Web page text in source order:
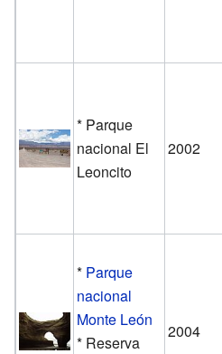
* Parque
nacional El
Leoncito
2002
* Parque
nacional
Monte León
* Reserva
2004